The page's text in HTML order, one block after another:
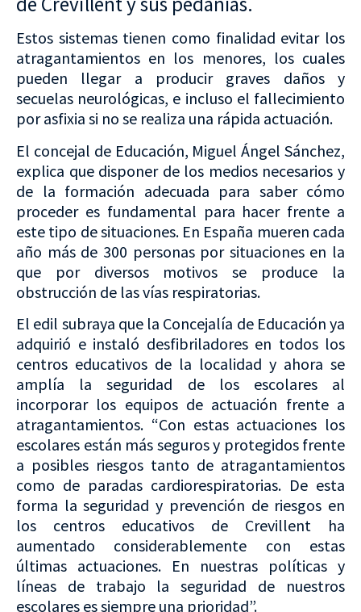
Estos sistemas tienen como finalidad evitar los
atragantamientos en los menores, los cuales
pueden llegar a producir graves daños y
secuelas neurológicas, e incluso el fallecimiento
por asfixia si no se realiza una rápida actuación.
El concejal de Educación, Miguel Ángel Sánchez,
explica que disponer de los medios necesarios y
de la formación adecuada para saber cómo
proceder es fundamental para hacer frente a
este tipo de situaciones. En España mueren cada
año más de 300 personas por situaciones en la
que por diversos motivos se produce la
obstrucción de las vías respiratorias.
El edil subraya que la Concejalía de Educación ya
adquirió e instaló desfibriladores en todos los
centros educativos de la localidad y ahora se
amplía la seguridad de los escolares al
incorporar los equipos de actuación frente a
atragantamientos. “Con estas actuaciones los
escolares están más seguros y protegidos frente
a posibles riesgos tanto de atragantamientos
como de paradas cardiorespiratorias. De esta
forma la seguridad y prevención de riesgos en
los centros educativos de Crevillent ha
aumentado considerablemente con estas
últimas actuaciones. En nuestras políticas y
líneas de trabajo la seguridad de nuestros
escolares es siempre una prioridad”.